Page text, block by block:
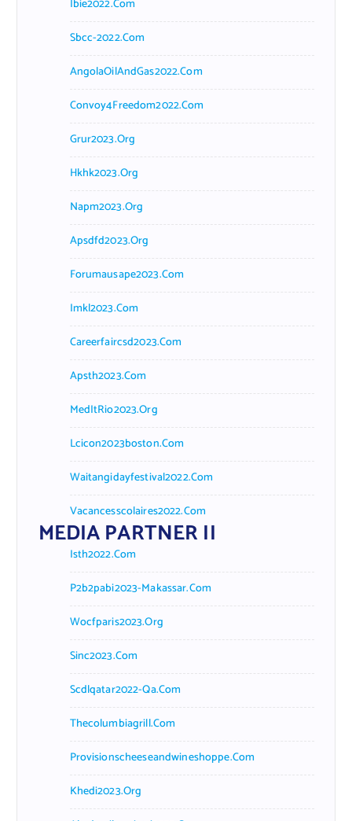
Ibie2022.com
Sbcc-2022.com
AngolaOilAndGas2022.com
Convoy4Freedom2022.com
Grur2023.org
Hkhk2023.org
Napm2023.org
Apsdfd2023.org
Forumausape2023.com
Imkl2023.com
Careerfaircsd2023.com
Apsth2023.com
MedItRio2023.org
Lcicon2023boston.com
Waitangidayfestival2022.com
Vacancesscolaires2022.com
MEDIA PARTNER II
Isth2022.com
P2b2pabi2023-Makassar.com
Wocfparis2023.org
Sinc2023.com
Scdlqatar2022-Qa.com
Thecolumbiagrill.com
Provisionscheeseandwineshoppe.com
Khedi2023.org